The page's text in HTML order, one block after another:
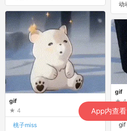
App内查看
gif
4
gif
gif
4
桃子miss
动